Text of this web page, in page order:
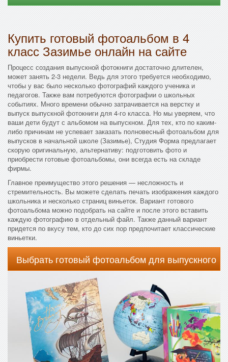
Купить готовый фотоальбом в 4
класс Зазимье онлайн на сайте
Процесс создания выпускной фотокниги достаточно длителен,
может занять 2-3 недели. Ведь для этого требуется необходимо,
чтобы у вас было несколько фотографий каждого ученика и
педагогов. Также вам потребуются фотографии о школьных
событиях. Много времени обычно затрачивается на верстку и
выпуск выпускной фотокниги для 4-го класса. Но мы уверяем, что
ваши дети будут с альбомом на выпускном. Для тех, кто по каким-
либо причинам не успевает заказать полновесный фотоальбом для
выпусков в начальной школе (Зазимье), Студия Форма предлагает
скорую оригинальную, альтернативу: подготовить фото и
приобрести готовые фотоальбомы, они всегда есть на складе
фирмы.
Главное преимущество этого решения — несложность и
стремительность. Вы можете сделать печать изображения каждого
школьника и несколько страниц виньеток. Вариант готового
фотоальбома можно подобрать на сайте и после этого вставить
каждую фотографию в отдельный файл. Также данный вариант
придется по вкусу тем, кто до сих пор предпочитает классические
виньетки.
Выбрать готовый фотоальбом для выпускного